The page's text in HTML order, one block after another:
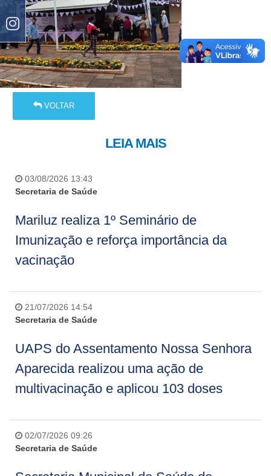
VOLTAR
LEIA MAIS
03/08/2026 13:43
Secretaria de Saúde
Mariluz realiza 1º Seminário de
Imunização e reforça importância da
vacinação
21/07/2026 14:54
Secretaria de Saúde
UAPS do Assentamento Nossa Senhora
Aparecida realizou uma ação de
multivacinação e aplicou 103 doses
02/07/2026 09:26
Secretaria de Saúde